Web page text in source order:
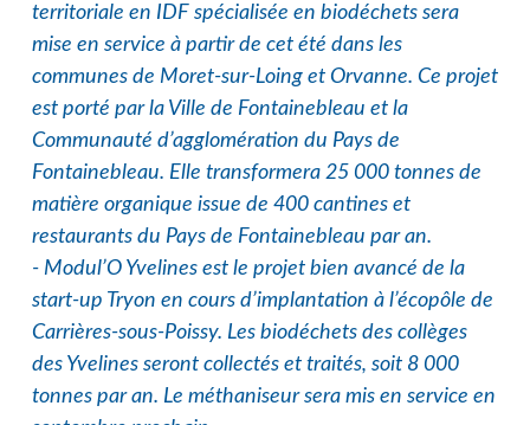
territoriale en IDF spécialisée en biodéchets sera
mise en service à partir de cet été dans les
communes de Moret-sur-Loing et Orvanne. Ce projet
est porté par la Ville de Fontainebleau et la
Communauté d’agglomération du Pays de
Fontainebleau. Elle transformera 25 000 tonnes de
matière organique issue de 400 cantines et
restaurants du Pays de Fontainebleau par an.
- Modul’O Yvelines est le projet bien avancé de la
start-up Tryon en cours d’implantation à l’écopôle de
Carrières-sous-Poissy. Les biodéchets des collèges
des Yvelines seront collectés et traités, soit 8 000
tonnes par an. Le méthaniseur sera mis en service en